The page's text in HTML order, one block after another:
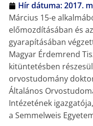
Hír dátuma:2017.
Március 15-e
előmozdításában és
gyarapításában
Magyar Érdemrend
kitüntetésben részesült
orvostudomány
Általános
Intézetének
a Semmelweis